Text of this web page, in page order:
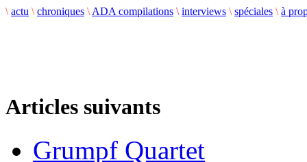
\ actu \ chroniques \ ADA compilations \ interviews \ spéciales \ à
Articles suivants
Grumpf Quartet